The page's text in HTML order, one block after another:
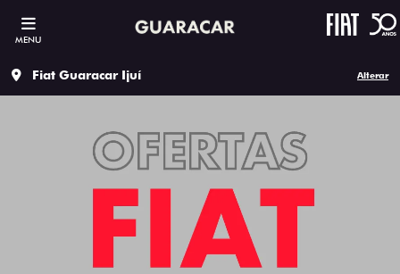
MENU
Fiat Guaracar Ijuí Alterar